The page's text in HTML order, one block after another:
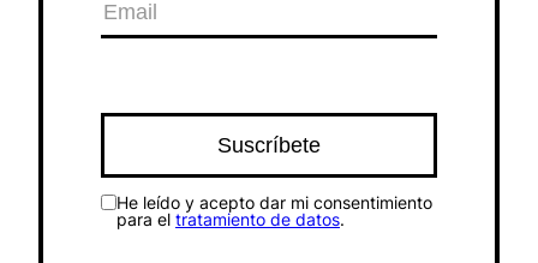
He leído y acepto dar mi consentimiento
para el tratamiento de datos.